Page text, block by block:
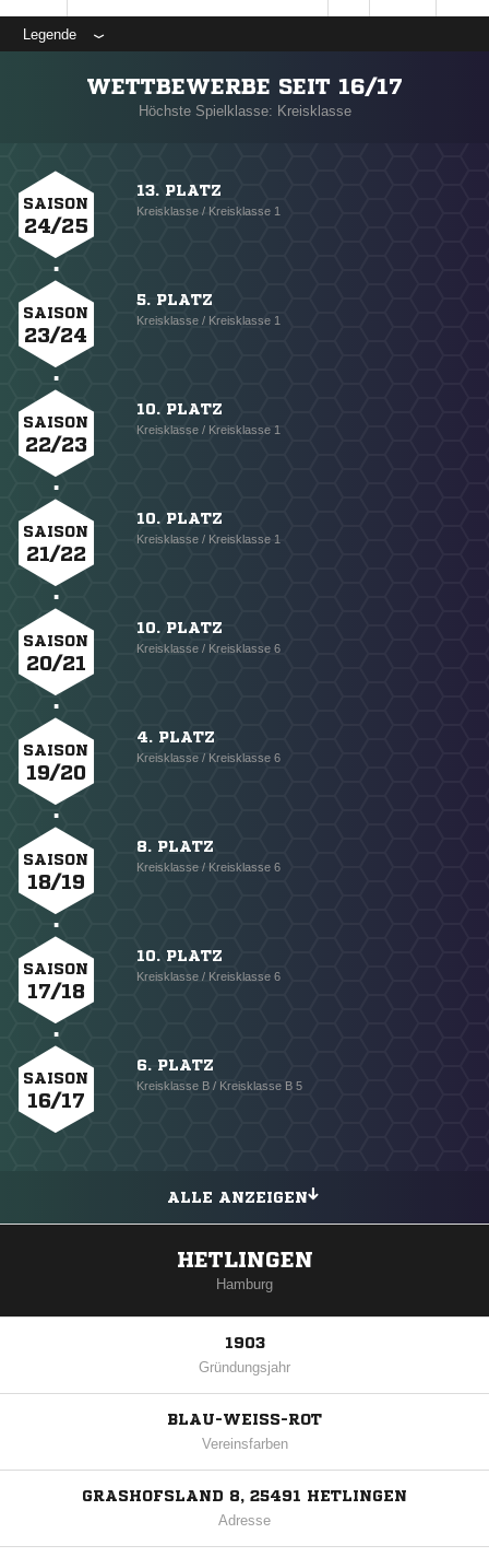
Legende
WETTBEWERBE SEIT 16/17
Höchste Spielklasse: Kreisklasse
SAISON
24/25
13. PLATZ
Kreisklasse / Kreisklasse 1
SAISON
23/24
5. PLATZ
Kreisklasse / Kreisklasse 1
SAISON
22/23
10. PLATZ
Kreisklasse / Kreisklasse 1
SAISON
21/22
10. PLATZ
Kreisklasse / Kreisklasse 1
SAISON
20/21
10. PLATZ
Kreisklasse / Kreisklasse 6
SAISON
19/20
4. PLATZ
Kreisklasse / Kreisklasse 6
SAISON
18/19
8. PLATZ
Kreisklasse / Kreisklasse 6
SAISON
17/18
10. PLATZ
Kreisklasse / Kreisklasse 6
SAISON
16/17
6. PLATZ
Kreisklasse B / Kreisklasse B 5
ALLE ANZEIGEN
HETLINGEN
Hamburg
1903
Gründungsjahr
BLAU-WEISS-ROT
Vereinsfarben
GRASHOFSLAND 8, 25491 HETLINGEN
Adresse